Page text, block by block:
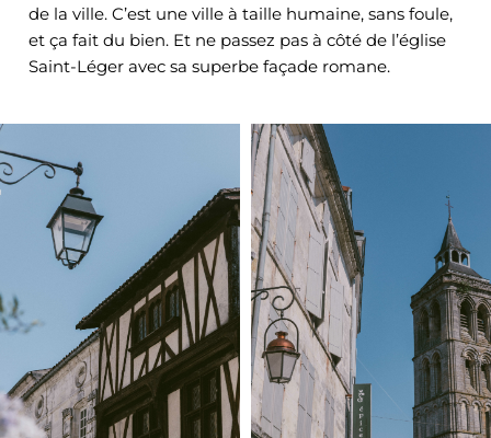
de la ville. C’est une ville à taille humaine, sans foule,
et ça fait du bien. Et ne passez pas à côté de l’église
Saint-Léger avec sa superbe façade romane.